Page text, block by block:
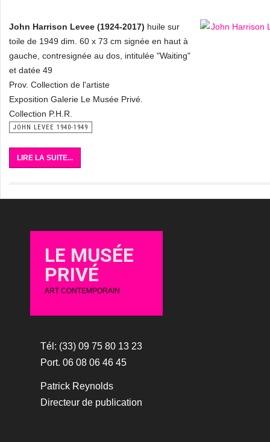
John Harrison Levee (1924-2017) huile sur
toile de 1949 dim. 60 x 73 cm signée en haut à
gauche, contresignée au dos, intitulée "Waiting"
et datée 49
Prov. Collection de l'artiste
Exposition Galerie Le Musée Privé.
Collection P.H.R.
JOHN LEVEE 1940-1949
LIRE LA SUITE...
LE MUSÉE
PRIVÉ
ART CONTEMPORAIN
Tél: (33) 09 75 80 13 23
Port. 06 08 06 46 45
Patrick Reynolds
Directeur de publication